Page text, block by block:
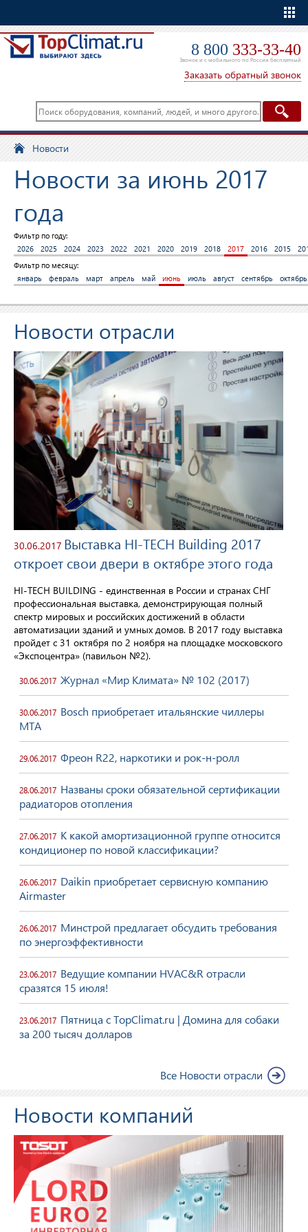
8 800 333-33-40
Звонок и с мобильного по России бесплатный
Заказать обратный звонок
Новости
Новости за июнь 2017
года
Фильтр по году:
2026
2025 2024 2023 2022 2021 2020 2019 2018 2017 2016 2015
Фильтр по месяцу:
январь
февраль март апрель май июнь июль август сентябрь октябрь
Новости отрасли
30.06.2017 Выставка HI-TECH Building 2017
откроет свои двери в октябре этого года
HI-TECH BUILDING - единственная в России и странах СНГ
профессиональная выставка, демонстрирующая полный
спектр мировых и российских достижений в области
автоматизации зданий и умных домов. В 2017 году выставка
пройдет с 31 октября по 2 ноября на площадке московского
«Экспоцентра» (павильон №2).
30.06.2017 Журнал «Мир Климата» № 102 (2017)
30.06.2017 Bosch приобретает итальянские чиллеры
MTA
29.06.2017 Фреон R22, наркотики и рок-н-ролл
28.06.2017 Названы сроки обязательной сертификации
радиаторов отопления
27.06.2017 К какой амортизационной группе относится
кондиционер по новой классификации?
26.06.2017 Daikin приобретает сервисную компанию
Airmaster
26.06.2017 Минстрой предлагает обсудить требования
по энергоэффективности
23.06.2017 Ведущие компании HVAC&R отрасли
сразятся 15 июля!
23.06.2017 Пятница с TopClimat.ru | Домина для собаки
за 200 тысяч долларов
Все Новости отрасли
Новости компаний